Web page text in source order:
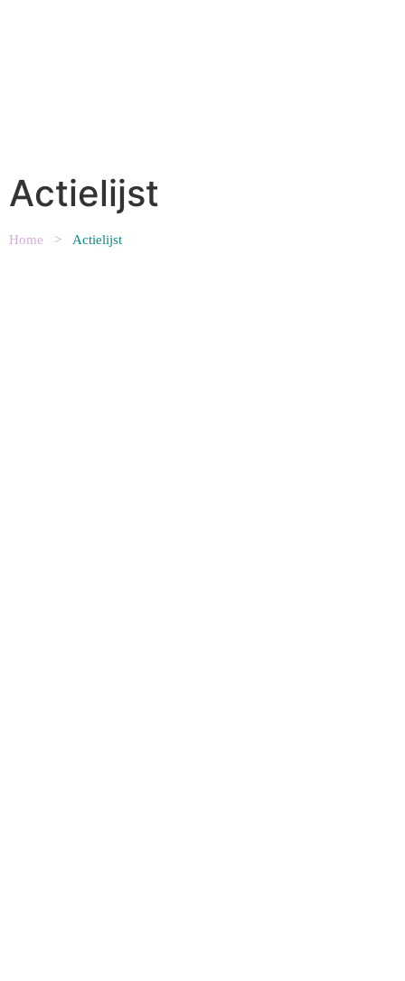
Actielijst
Home > Actielijst